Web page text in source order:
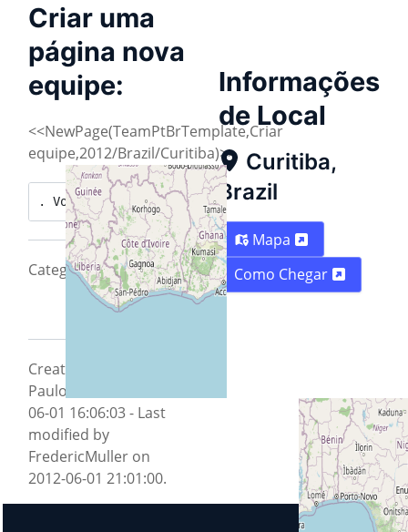
Criar uma
página nova
equipe:
<<NewPage(TeamPtBrTemplate,Criar
equipe,2012/Brazil/Curitiba)>>
. Você precisa, em qualquer caso:
CategoryCity2012
Created by
PauloSantana on 2012-
06-01 16:06:03 - Last
modified by
FredericMuller on
2012-06-01 21:01:00.
Informações
de Local
Curitiba,
Brazil
Mapa
Como Chegar